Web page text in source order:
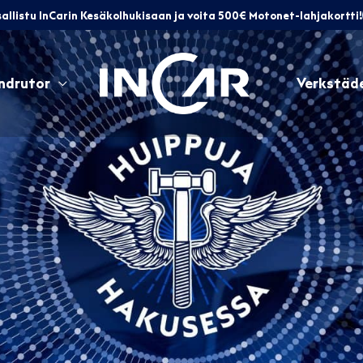
InCarin Kesäkolhukisaan ja voita 500€ Motonet-lahjakortti!